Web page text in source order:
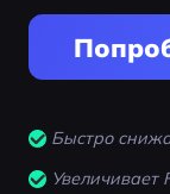
Быстро
Увеличивает